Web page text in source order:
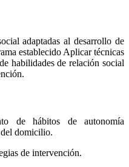
adaptadas al desarrollo de
establecido Aplicar técnicas
habilidades de relación social
de hábitos de autonomía
domicilio.
de intervención.